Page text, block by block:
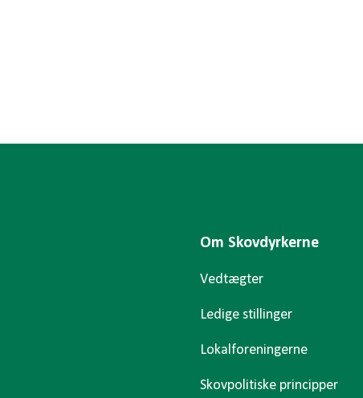
Om Skovdyrkerne
Vedtægter
Ledige stillinger
Lokalforeningerne
Skovpolitiske principper